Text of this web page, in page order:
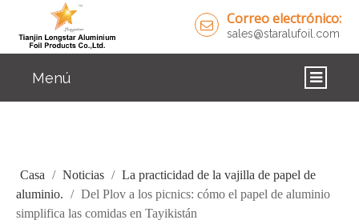
Correo electrónico:
sales@staralufoil.com
Menú
SOBRE NOSOTROS
Casa / Noticias / La practicidad de la vajilla de papel de
aluminio. / Del Plov a los picnics: cómo el papel de aluminio
simplifica las comidas en Tayikistán